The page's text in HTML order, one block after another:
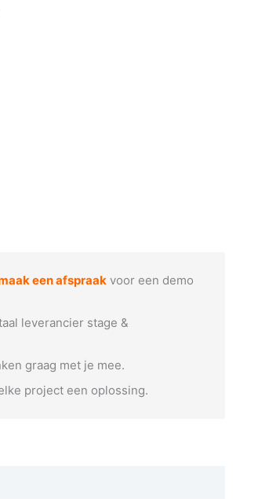
een afspraak voor een demo
leverancier stage &
graag met je mee.
project een oplossing.